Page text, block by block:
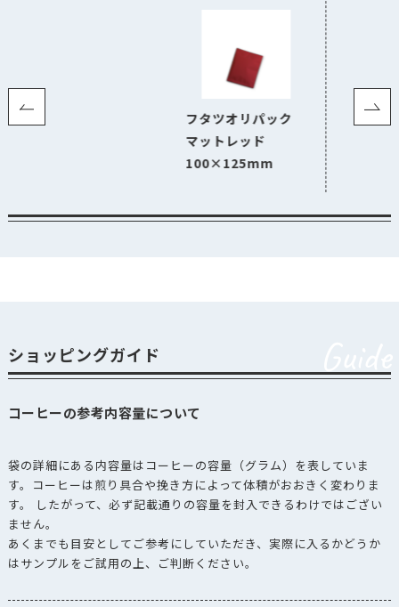
フタツオリパック
マットレッド
100×125mm
ショッピングガイド
コーヒーの参考内容量について
袋の詳細にある内容量はコーヒーの容量（グラム）を表していま
す。コーヒーは煎り具合や挽き方によって体積がおおきく変わりま
す。 したがって、必ず記載通りの容量を封入できるわけではござい
ません。
あくまでも目安としてご参考にしていただき、実際に入るかどうか
はサンプルをご試用の上、ご判断ください。